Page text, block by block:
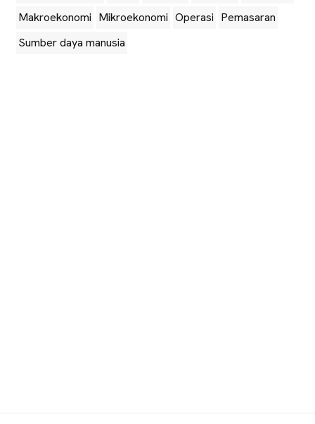
Makroekonomi Mikroekonomi Operasi Pemasaran
Sumber daya manusia